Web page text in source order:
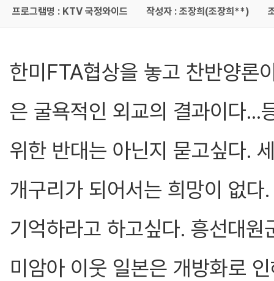
프로그램명 : KTV 국정와이드 작성자 : 조장희(조장희**)
한미FTA협상을 놓고 찬반양론
은 굴욕적인 외교의 결과이다...
위한 반대는 아닌지 묻고싶다.
개구리가 되어서는 희망이 없
기억하라고 하고싶다. 흥선대
미암아 이웃 일본은 개방화로